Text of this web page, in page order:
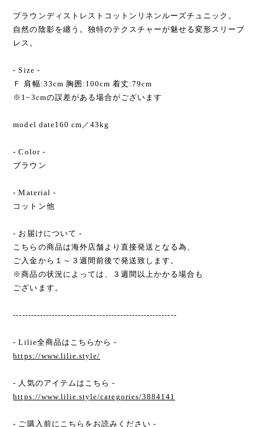
ブラウンディストレストコットンリネンルーズチュニック。
自然の陰影を纏う。独特のテクスチャーが魅せる変形スリーブ
レス。
- Size -
Ｆ 肩幅:33cm 胸囲:100cm 着丈:79cm
※1~3cmの誤差がある場合がございます
model date160 cm／43kg
- Color -
ブラウン
- Material -
コットン他
- お届けについて -
こちらの商品は海外店舗より直接発送となる為、
ご入金から１～３週間前後で発送致します。
※商品の状況によっては、３週間以上かかる場合も
ございます。
-------------------------------------------------------
- Lilie全商品はこちらから -
https://www.lilie.style/
- 人気のアイテムはこちら -
https://www.lilie.style/categories/3884141
- ご購入前にこちらをお読みください -